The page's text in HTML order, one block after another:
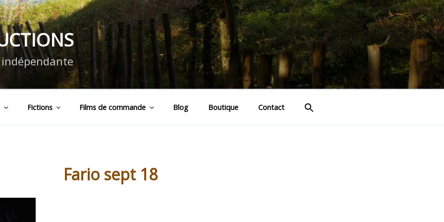
Fictions Films de commande Blog Boutique Contact
Fario sept 18